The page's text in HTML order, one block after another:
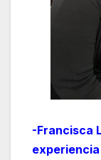
-Francisca